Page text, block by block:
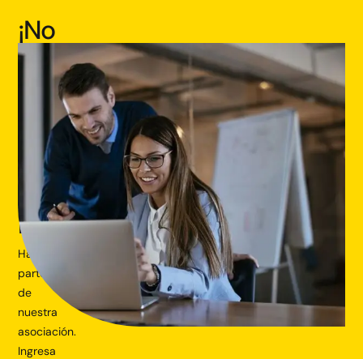
¡No
estás
solo,
únete
nosotros!
Haz
parte
de
nuestra
asociación.
Ingresa